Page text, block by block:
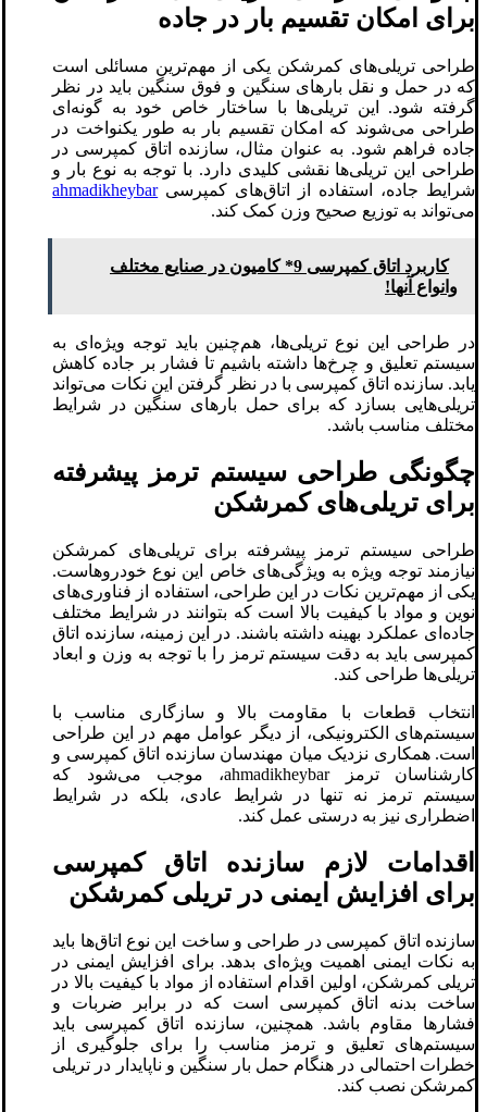
برای امکان تقسیم بار در جاده
طراحی تریلی‌های کمرشکن یکی از مهم‌ترین مسائلی است
که در حمل و نقل بارهای سنگین و فوق سنگین باید در نظر
گرفته شود. این تریلی‌ها با ساختار خاص خود به گونه‌ای
طراحی می‌شوند که امکان تقسیم بار به طور یکنواخت در
جاده فراهم شود. به عنوان مثال، سازنده اتاق کمپرسی در
طراحی این تریلی‌ها نقشی کلیدی دارد. با توجه به نوع بار و
شرایط جاده، استفاده از اتاق‌های کمپرسیahmadikheybar
می‌تواند به توزیع صحیح وزن کمک کند.
کاربرد اتاق کمپرسی 9* کامیون در صنایع مختلف
وانواع آنها!
در طراحی این نوع تریلی‌ها، هم‌چنین باید توجه ویژه‌ای به
سیستم تعلیق و چرخ‌ها داشته باشیم تا فشار بر جاده کاهش
یابد. سازنده اتاق کمپرسی با در نظر گرفتن این نکات می‌تواند
تریلی‌هایی بسازد که برای حمل بارهای سنگین در شرایط
مختلف مناسب باشد.
چگونگی طراحی سیستم ترمز پیشرفته
برای تریلی‌های کمرشکن
طراحی سیستم ترمز پیشرفته برای تریلی‌های کمرشکن
نیازمند توجه ویژه به ویژگی‌های خاص این نوع خودروهاست.
یکی از مهم‌ترین نکات در این طراحی، استفاده از فناوری‌های
نوین و مواد با کیفیت بالا است که بتوانند در شرایط مختلف
جاده‌ای عملکرد بهینه داشته باشند. در این زمینه، سازنده اتاق
کمپرسی باید به دقت سیستم ترمز را با توجه به وزن و ابعاد
تریلی‌ها طراحی کند.
انتخاب قطعات با مقاومت بالا و سازگاری مناسب با
سیستم‌های الکترونیکی، از دیگر عوامل مهم در این طراحی
است. همکاری نزدیک میان مهندسان سازنده اتاق کمپرسی و
کارشناسان ترمز ahmadikheybar، موجب می‌شود که
سیستم ترمز نه تنها در شرایط عادی، بلکه در شرایط
اضطراری نیز به درستی عمل کند.
اقدامات لازم سازنده اتاق کمپرسی
برای افزایش ایمنی در تریلی کمرشکن
سازنده اتاق کمپرسی در طراحی و ساخت این نوع اتاق‌ها باید
به نکات ایمنی اهمیت ویژه‌ای بدهد. برای افزایش ایمنی در
تریلی کمرشکن، اولین اقدام استفاده از مواد با کیفیت بالا در
ساخت بدنه اتاق کمپرسی است که در برابر ضربات و
فشارها مقاوم باشد. همچنین، سازنده اتاق کمپرسی باید
سیستم‌های تعلیق و ترمز مناسب را برای جلوگیری از
خطرات احتمالی در هنگام حمل بار سنگین و ناپایدار در تریلی
کمرشکن نصب کند.